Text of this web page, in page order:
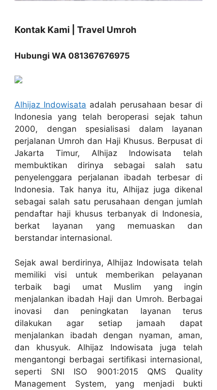
Kontak Kami | Travel Umroh
Hubungi WA 081367676975
Alhijaz Indowisata adalah perusahaan besar di
Indonesia yang telah beroperasi sejak tahun
2000, dengan spesialisasi dalam layanan
perjalanan Umroh dan Haji Khusus. Berpusat di
Jakarta Timur, Alhijaz Indowisata telah
membuktikan dirinya sebagai salah satu
penyelenggara perjalanan ibadah terbesar di
Indonesia. Tak hanya itu, Alhijaz juga dikenal
sebagai salah satu perusahaan dengan jumlah
pendaftar haji khusus terbanyak di Indonesia,
berkat layanan yang memuaskan dan
berstandar internasional.
Sejak awal berdirinya, Alhijaz Indowisata telah
memiliki visi untuk memberikan pelayanan
terbaik bagi umat Muslim yang ingin
menjalankan ibadah Haji dan Umroh. Berbagai
inovasi dan peningkatan layanan terus
dilakukan agar setiap jamaah dapat
menjalankan ibadah dengan nyaman, aman,
dan khusyuk. Alhijaz Indowisata juga telah
mengantongi berbagai sertifikasi internasional,
seperti SNI ISO 9001:2015 QMS Quality
Management System, yang menjadi bukti